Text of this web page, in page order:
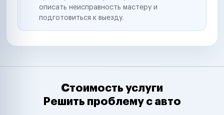
описать неисправность мастеру и
подготовиться к выезду.
Стоимость услуги
Решить проблему с авто